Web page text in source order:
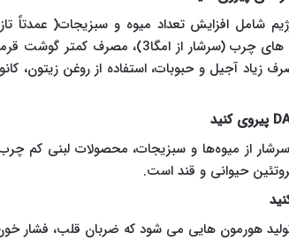
شامل افزایش تعداد میوه و سبزیجات( عمدتاً
سبوس دار، ماهی های چرب (سرشار از
زیاد آجیل و حبوبات، استفاده از روغن زیتون،
از میوه‌ها و سبزیجات، محصولات لبنی کم
حیوانی و قند است.
هورمون هایی می شود که ضربان قلب، فشار